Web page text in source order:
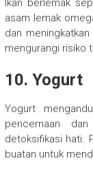
Ikan berlemak
asam lemak
dan
mengurangi risiko
10. Yogurt
Yogurt
pencernaan
detoksifikasi hati.
buatan untuk